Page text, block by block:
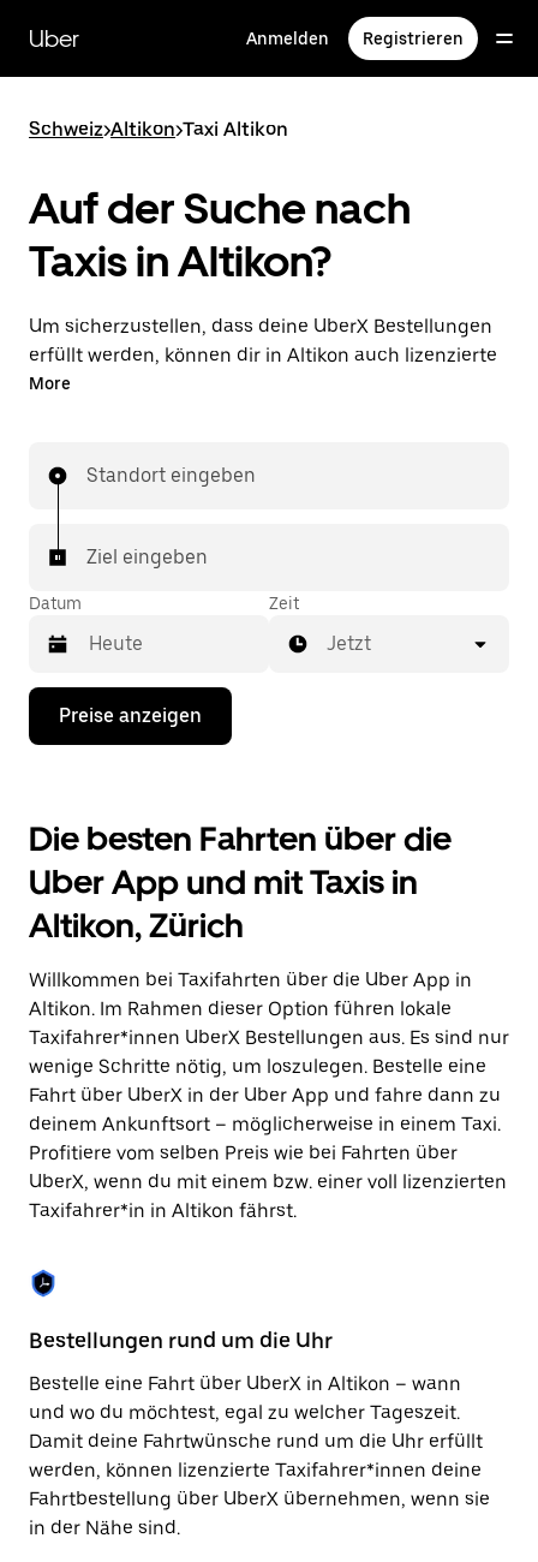
zum
Hauptinhalt
Uber Anmelden Registrieren
Schweiz>Altikon>Taxi Altikon
Auf der Suche nach
Taxis in Altikon?
Um sicherzustellen, dass deine UberX Bestellungen
erfüllt werden, können dir in Altikon auch lizenzierte
Taxifahrer*innen zugewiesen werden. In diesem Fall
UberX kennst, während du mit einem Taxi an dein
In einigen Städten der Schweiz kannst du in der
Uber App gezielt ein Taxi bestellen, wenn du sicher
sein möchtest, dass dir ein Taxi für deine Fahrt
zugewiesen wird.
More
Standort eingeben
Ziel eingeben
Datum
Drücke
Nach-
mit
dem
Kalender
zu
interagieren
und
Datum
auszuwählen.
Drücke
die
Escape-
Taste,
um
den
Kalender
zu
schließen.
Zeit
Jetzt
Preise anzeigen
Die besten Fahrten über die
Uber App und mit Taxis in
Altikon, Zürich
Willkommen bei Taxifahrten über die Uber App in
Altikon. Im Rahmen dieser Option führen lokale
Taxifahrer*innen UberX Bestellungen aus. Es sind nur
wenige Schritte nötig, um loszulegen. Bestelle eine
Fahrt über UberX in der Uber App und fahre dann zu
deinem Ankunftsort – möglicherweise in einem Taxi.
Profitiere vom selben Preis wie bei Fahrten über
UberX, wenn du mit einem bzw. einer voll lizenzierten
Taxifahrer*in in Altikon fährst.
Bestellungen rund um die Uhr
Bestelle eine Fahrt über UberX in Altikon – wann
und wo du möchtest, egal zu welcher Tageszeit.
Damit deine Fahrtwünsche rund um die Uhr erfüllt
werden, können lizenzierte Taxifahrer*innen deine
Fahrtbestellung über UberX übernehmen, wenn sie
in der Nähe sind.